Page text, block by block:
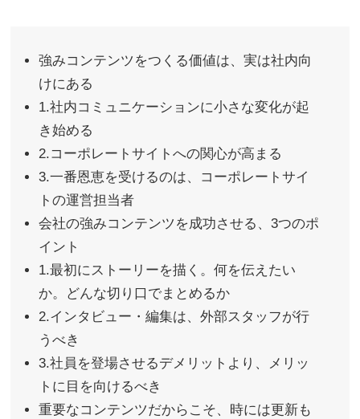
強みコンテンツをつくる価値は、実は社内向
けにある
1.社内コミュニケーションに小さな変化が起
き始める
2.コーポレートサイトへの関心が高まる
3.一番恩恵を受けるのは、コーポレートサイ
トの運営担当者
会社の強みコンテンツを成功させる、3つのポ
イント
1.最初にストーリーを描く。何を伝えたい
か。どんな切り口でまとめるか
2.インタビュー・編集は、外部スタッフが行
うべき
3.社員を登場させるデメリットより、メリッ
トに目を向けるべき
重要なコンテンツだからこそ、時には更新も